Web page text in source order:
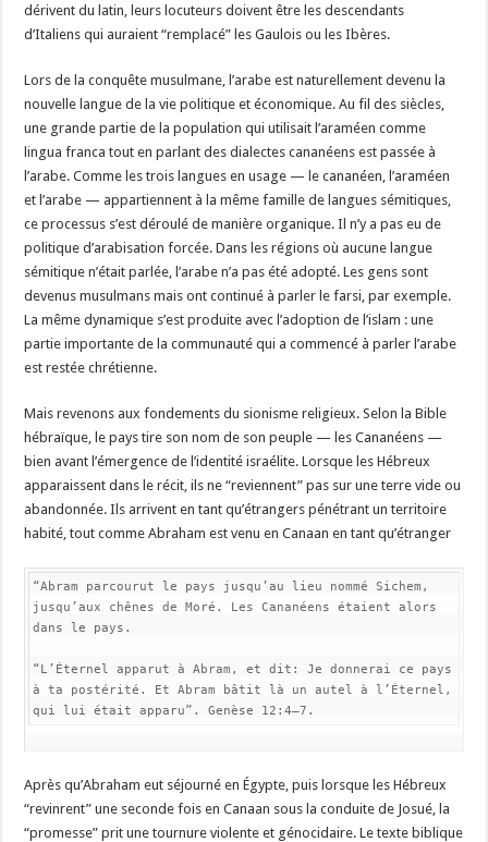
dérivent du latin, leurs locuteurs doivent être les descendants
d’Italiens qui auraient “remplacé” les Gaulois ou les Ibères.
Lors de la conquête musulmane, l’arabe est naturellement devenu la
nouvelle langue de la vie politique et économique. Au fil des siècles,
une grande partie de la population qui utilisait l’araméen comme
lingua franca tout en parlant des dialectes cananéens est passée à
l’arabe. Comme les trois langues en usage — le cananéen, l’araméen
et l’arabe — appartiennent à la même famille de langues sémitiques,
ce processus s’est déroulé de manière organique. Il n’y a pas eu de
politique d’arabisation forcée. Dans les régions où aucune langue
sémitique n’était parlée, l’arabe n’a pas été adopté. Les gens sont
devenus musulmans mais ont continué à parler le farsi, par exemple.
La même dynamique s’est produite avec l’adoption de l’islam : une
partie importante de la communauté qui a commencé à parler l’arabe
est restée chrétienne.
Mais revenons aux fondements du sionisme religieux. Selon la Bible
hébraïque, le pays tire son nom de son peuple — les Cananéens —
bien avant l’émergence de l’identité israélite. Lorsque les Hébreux
apparaissent dans le récit, ils ne “reviennent” pas sur une terre vide ou
abandonnée. Ils arrivent en tant qu’étrangers pénétrant un territoire
habité, tout comme Abraham est venu en Canaan en tant qu’étranger
“Abram parcourut le pays jusqu’au lieu nommé Sichem,
jusqu’aux chênes de Moré. Les Cananéens étaient alors
dans le pays.
“L’Éternel apparut à Abram, et dit: Je donnerai ce pays
à ta postérité. Et Abram bâtit là un autel à l’Éternel,
qui lui était apparu”. Genèse 12:4–7.
Après qu’Abraham eut séjourné en Égypte, puis lorsque les Hébreux
“revinrent” une seconde fois en Canaan sous la conduite de Josué, la
“promesse” prit une tournure violente et génocidaire. Le texte biblique